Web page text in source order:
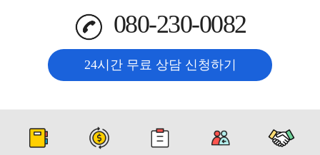
080-230-0082
24시간 무료 상담 신청하기